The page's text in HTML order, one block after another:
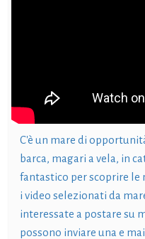
C'è un mare di
barca, magari a vela, in
fantastico per scoprire le
i video selezionati da
interessate a postare su
possono inviare una e